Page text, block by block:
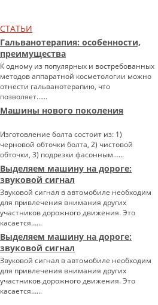
СТАТЬИ
Гальванотерапия: особенности,
преимущества
К одному из популярных и востребованных
методов аппаратной косметологии можно
отнести гальванотерапию, что
позволяет…...
Машины нового поколения
Изготовление болта состоит из: 1)
черновой обточки болта, 2) чистовой
обточки, 3) подрезки фасонным…...
Выделяем машину на дороге:
звуковой сигнал
Звуковой сигнал в автомобиле необходим
для привлечения внимания других
участников дорожного движения. Это
касается…...
Выделяем машину на дороге:
звуковой сигнал
Звуковой сигнал в автомобиле необходим
для привлечения внимания других
участников дорожного движения. Это
касается…...